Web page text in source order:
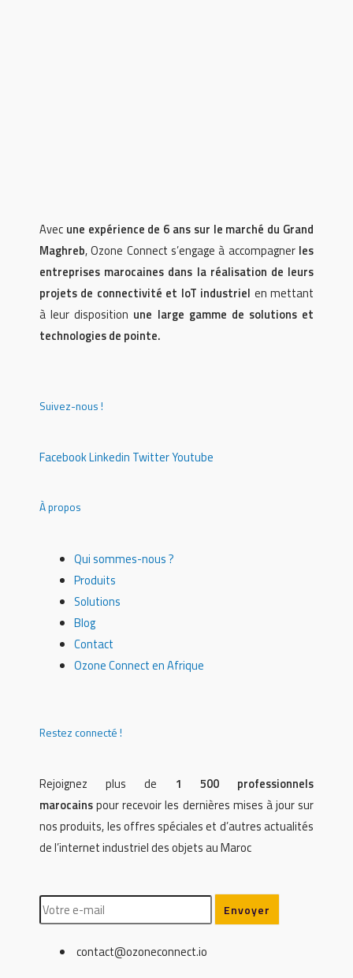
Avec une expérience de 6 ans sur le marché du Grand
Maghreb, Ozone Connect s’engage à accompagner les
entreprises marocaines dans la réalisation de leurs
projets de connectivité et IoT industriel en mettant
à leur disposition une large gamme de solutions et
technologies de pointe.
Suivez-nous !
FacebookLinkedin TwitterYoutube
À propos
Qui sommes-nous ?
Produits
Solutions
Blog
Contact
Ozone Connect en Afrique
Restez connecté !
Rejoignez plus de 1 500 professionnels
marocainspour recevoir les dernières mises à jour sur
nos produits, les offres spéciales et d’autres actualités
de l’internet industriel des objets au Maroc
contact@ozoneconnect.io